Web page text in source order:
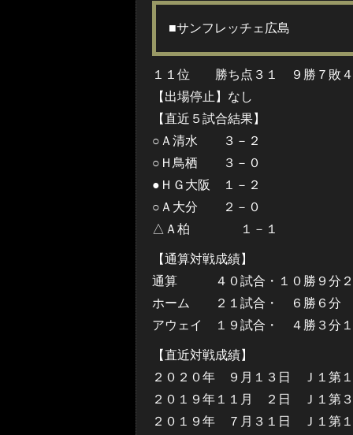
■サンフレッチェ広島
１１位 勝ち点３１ ９勝７敗
【出場停止】なし
【直近５試合結果】
○Ａ清水 ３－２
○Ｈ鳥栖 ３－０
●ＨＧ大阪 １－２
○Ａ大分 ２－０
△Ａ柏 １－１
【通算対戦成績】
通算 ４０試合・１０勝９分２
ホーム ２１試合・ ６勝６分
アウェイ １９試合・ ４勝３分
【直近対戦成績】
２０２０年 ９月１３日 Ｊ１第
２０１９年１１月 ２日 Ｊ１第
２０１９年 ７月３１日 Ｊ１第